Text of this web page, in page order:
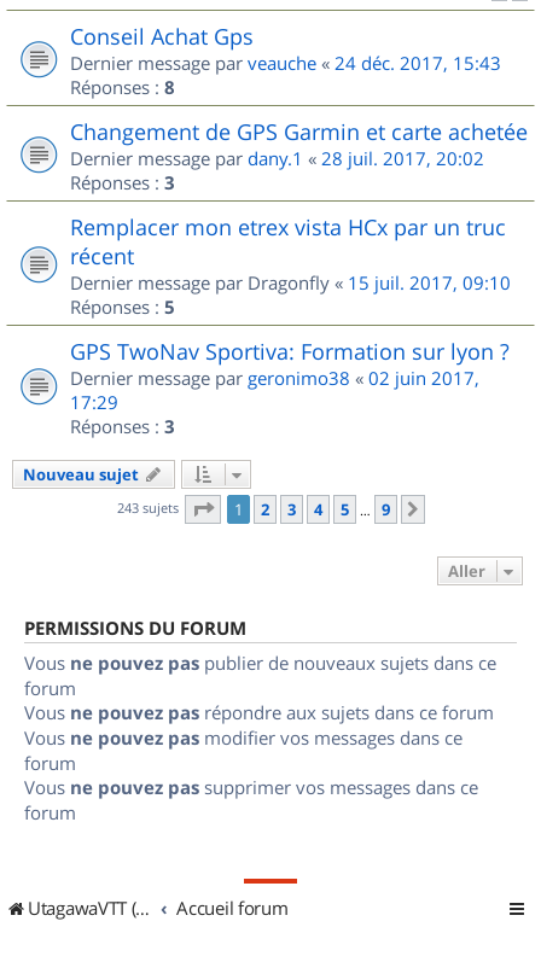
Conseil Achat Gps
Dernier message par veauche « 24 déc. 2017, 15:43
Réponses : 8
Changement de GPS Garmin et carte achetée
Dernier message par dany.1 « 28 juil. 2017, 20:02
Réponses : 3
Remplacer mon etrex vista HCx par un truc
récent
Dernier message par Dragonfly « 15 juil. 2017, 09:10
Réponses : 5
GPS TwoNav Sportiva: Formation sur lyon ?
Dernier message par geronimo38 « 02 juin 2017,
17:29
Réponses : 3
Nouveau sujet
243 sujets Page 1sur
1 2 3 4 5 … 9
Aller
PERMISSIONS DU FORUM
Vous ne pouvez pas publier de nouveaux sujets dans ce
forum
Vous ne pouvez pas répondre aux sujets dans ce forum
Vous ne pouvez pas modifier vos messages dans ce
forum
Vous ne pouvez pas supprimer vos messages dans ce
forum
UtagawaVTT (Randos VTT et VTTAE avec traces GPS) Accueil forum